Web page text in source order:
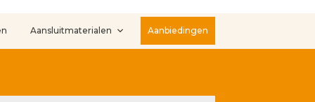
Aansluitmaterialen Aanbiedingen